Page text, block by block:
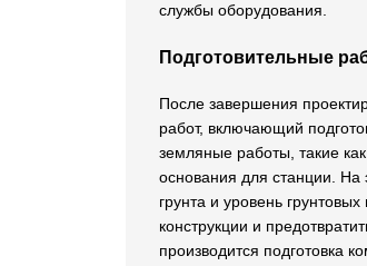
службы оборудования.
Подготовительные
После завершения
работ, включающий
земляные работы, такие
основания для станции. На
грунта и уровень
конструкции и
производится подготовка